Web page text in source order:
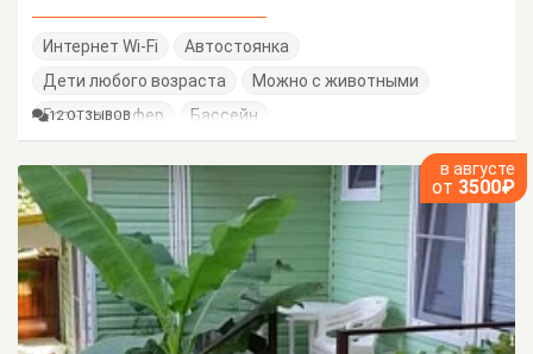
Интернет Wi-Fi
Автостоянка
Дети любого возраста
Можно с животными
Есть трансфер
Бассейн
12 ОТЗЫВОВ
в августе
от 3500₽